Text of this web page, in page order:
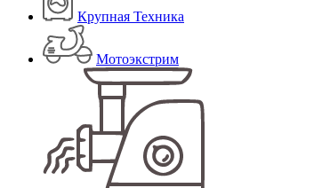
Крупная Техника
Мотоэкстрим